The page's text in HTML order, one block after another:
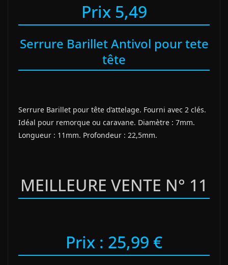
Prix 5,49
Serrure Barillet Antivol pour tete
tête
Serrure Barillet pour tête d’attelage. Fourni avec 2 clés.
Idéal pour remorque ou caravane. Diamètre : 7mm.
Longueur : 11mm. Profondeur : 22,5mm.
MEILLEURE VENTE N° 11
Prix : 25,99 €